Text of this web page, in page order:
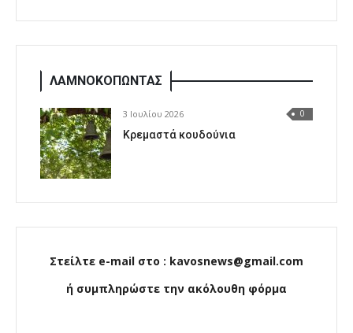
ΛΑΜΝΟΚΟΠΩΝΤΑΣ
3 Ιουλίου 2026 0
Κρεμαστά κουδούνια
Στείλτε e-mail στο : kavosnews@gmail.com
ή συμπληρώστε την ακόλουθη φόρμα